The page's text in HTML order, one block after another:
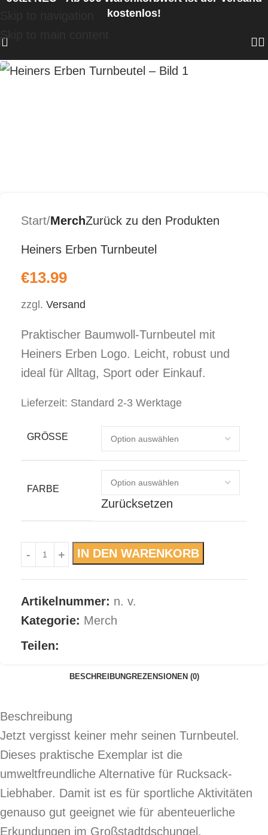
Skip to main content
kostenlos!
Start MerchZurück zu den Produkten
Heiners Erben Turnbeutel
€13.99
zzgl. Versand
Praktischer Baumwoll-Turnbeutel mit
Heiners Erben Logo. Leicht, robust und
ideal für Alltag, Sport oder Einkauf.
Lieferzeit: Standard 2-3 Werktage
GRÖSSE
FARBE
Zurücksetzen
IN DEN WARENKORB
Artikelnummer: n. v.
Kategorie: Merch
Teilen:
BESCHREIBUNGREZENSIONEN (0)
Beschreibung
Jetzt vergisst keiner mehr seinen Turnbeutel.
Dieses praktische Exemplar ist die
umweltfreundliche Alternative für Rucksack-
Liebhaber. Damit ist es für sportliche Aktivitäten
genauso gut geeignet wie für abenteuerliche
Erkundungen im Großstadtdschungel.